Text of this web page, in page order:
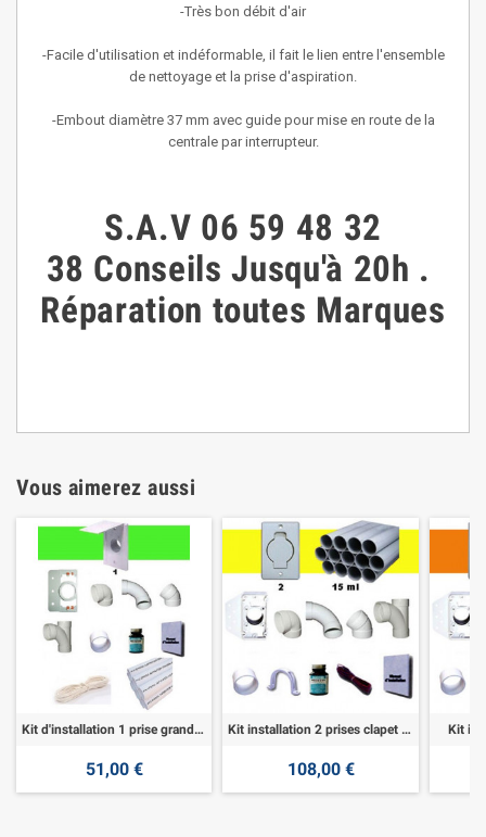
-Très bon débit d'air
-Facile d'utilisation et indéformable, il fait le lien entre l'ensemble
de nettoyage et la prise d'aspiration.
-Embout diamètre 37 mm avec guide pour mise en route de la
centrale par interrupteur.
S.A.V 06 59 48 32
38 ConseilsJusqu'à 20h .
Réparation toutes Marques
Vous aimerez aussi
Kit d'installation 1 prise grand clapet
51,00 €
Kit installation 2 prises clapet rond
108,00 €
Kit